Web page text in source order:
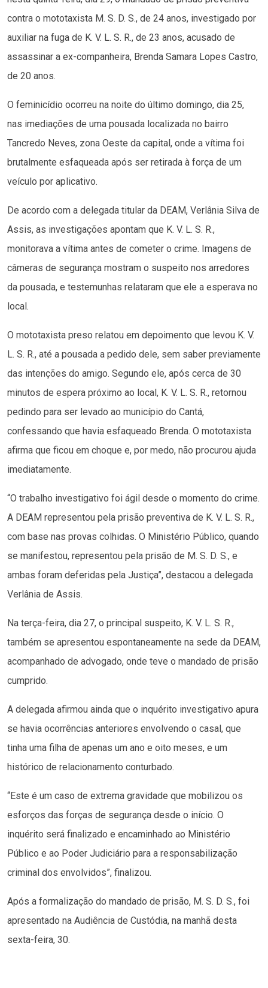
contra o mototaxista M. S. D. S., de 24 anos, investigado por
auxiliar na fuga de K. V. L. S. R., de 23 anos, acusado de
assassinar a ex-companheira, Brenda Samara Lopes Castro,
de 20 anos.
O feminicídio ocorreu na noite do último domingo, dia 25,
nas imediações de uma pousada localizada no bairro
Tancredo Neves, zona Oeste da capital, onde a vítima foi
brutalmente esfaqueada após ser retirada à força de um
veículo por aplicativo.
De acordo com a delegada titular da DEAM, Verlânia Silva de
Assis, as investigações apontam que K. V. L. S. R.,
monitorava a vítima antes de cometer o crime. Imagens de
câmeras de segurança mostram o suspeito nos arredores
da pousada, e testemunhas relataram que ele a esperava no
local.
O mototaxista preso relatou em depoimento que levou K. V.
L. S. R., até a pousada a pedido dele, sem saber previamente
das intenções do amigo. Segundo ele, após cerca de 30
minutos de espera próximo ao local, K. V. L. S. R., retornou
pedindo para ser levado ao município do Cantá,
confessando que havia esfaqueado Brenda. O mototaxista
afirma que ficou em choque e, por medo, não procurou ajuda
imediatamente.
“O trabalho investigativo foi ágil desde o momento do crime.
A DEAM representou pela prisão preventiva de K. V. L. S. R.,
com base nas provas colhidas. O Ministério Público, quando
se manifestou, representou pela prisão de M. S. D. S., e
ambas foram deferidas pela Justiça”, destacou a delegada
Verlânia de Assis.
Na terça-feira, dia 27, o principal suspeito, K. V. L. S. R.,
também se apresentou espontaneamente na sede da DEAM,
acompanhado de advogado, onde teve o mandado de prisão
cumprido.
A delegada afirmou ainda que o inquérito investigativo apura
se havia ocorrências anteriores envolvendo o casal, que
tinha uma filha de apenas um ano e oito meses, e um
histórico de relacionamento conturbado.
“Este é um caso de extrema gravidade que mobilizou os
esforços das forças de segurança desde o início. O
inquérito será finalizado e encaminhado ao Ministério
Público e ao Poder Judiciário para a responsabilização
criminal dos envolvidos”, finalizou.
Após a formalização do mandado de prisão, M. S. D. S., foi
apresentado na Audiência de Custódia, na manhã desta
sexta-feira, 30.